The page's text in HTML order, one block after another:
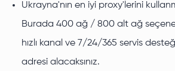
Ukrayna'nın en iyi proxy'lerini
Burada 400 ağ / 800 alt ağ
hızlı kanal ve 7/24/365 servis
adresi alacaksınız.